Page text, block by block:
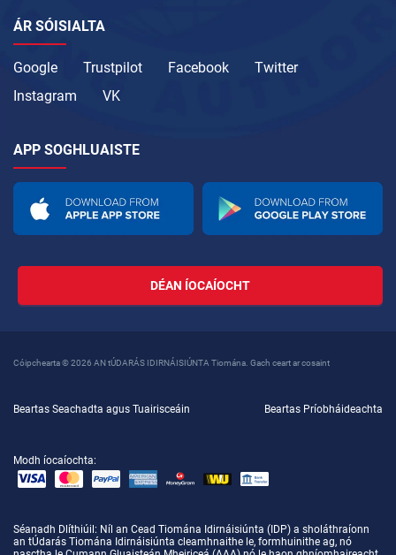
ÁR SÓISIALTA
Google Trustpilot Facebook
Twitter
Instagram
VK
APP SOGHLUAISTE
DÉAN ÍOCAÍOCHT
Cóipchearta © 2026 AN tÚDARÁS IDIRNÁISIÚNTA Tiomána. Gach ceart ar cosaint
Beartas Seachadta agus Tuairisceáin Beartas Príobháideachta
Modh íocaíochta:
Séanadh Dlíthiúil : Níl an Cead Tiomána Idirnáisiúnta (IDP) a sholáthraíonn
an tÚdarás Tiomána Idirnáisiúnta cleamhnaithe le, formhuinithe ag, nó